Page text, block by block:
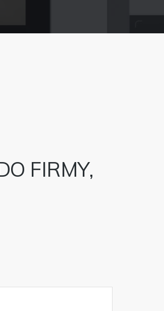
FIRMY,